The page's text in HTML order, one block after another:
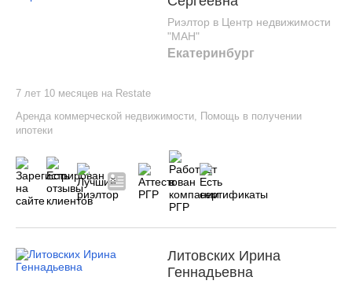
Риэлтор в Центр недвижимости
"МАН"
Екатеринбург
7 лет 10 месяцев на Restate
Аренда коммерческой недвижимости Помощь в получении
ипотеки
Литовских Ирина
Геннадьевна